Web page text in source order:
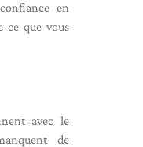
en
ce que vous
avec le
de